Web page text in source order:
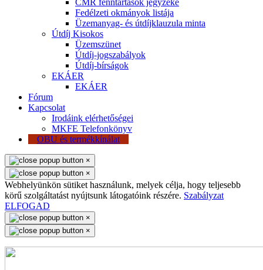
CMR fenntartások jegyzéke
Fedélzeti okmányok listája
Üzemanyag- és útdíjklauzula minta
Útdíj Kisokos
Üzemszünet
Útdíj-jogszabályok
Útdíj-bírságok
EKÁER
EKÁER
Fórum
Kapcsolat
Irodáink elérhetőségei
MKFE Telefonkönyv
OBU és termékkínálat
×
×
Webhelyünkön sütiket használunk, melyek célja, hogy teljesebb
körű szolgáltatást nyújtsunk látogatóink részére. Szabályzat
ELFOGAD
×
×